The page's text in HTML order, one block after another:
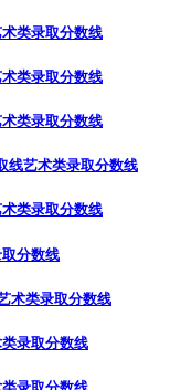
类录取分数线
类录取分数线
类录取分数线
线艺术类录取分数线
类录取分数线
分数线
术类录取分数线
录取分数线